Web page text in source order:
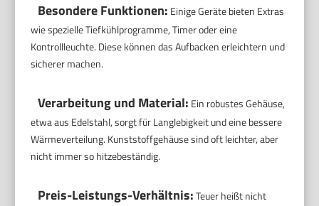
Besondere Funktionen: Einige Geräte bieten Extras
wie spezielle Tiefkühlprogramme, Timer oder eine
Kontrollleuchte. Diese können das Aufbacken erleichtern und
sicherer machen.
Verarbeitung und Material: Ein robustes Gehäuse,
etwa aus Edelstahl, sorgt für Langlebigkeit und eine bessere
Wärmeverteilung. Kunststoffgehäuse sind oft leichter, aber
nicht immer so hitzebeständig.
Preis-Leistungs-Verhältnis:Teuer heißt nicht